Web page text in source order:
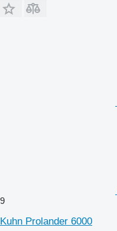
9
Kuhn Prolander 6000